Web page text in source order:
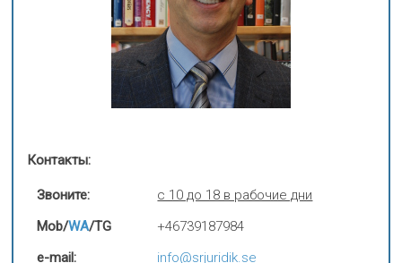
Контакты:
Звоните:
с 10 до 18 в рабочие дни
Mob/WA/TG
+46739187984
e-mail:
info@srjuridik.se